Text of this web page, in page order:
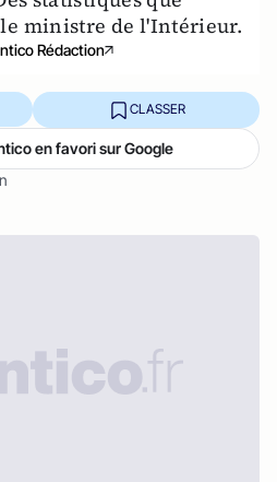
ministre de l'Intérieur.
Rédaction
CLASSER
en favori sur Google